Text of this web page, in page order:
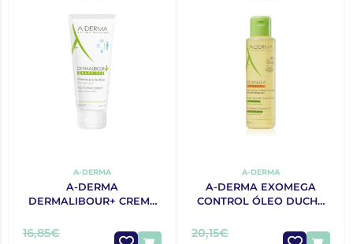
A-DERMA
A-DERMA
DERMALIBOUR+ CREME
16,85€
A-DERMA
A-DERMA EXOMEGA
CONTROL ÓLEO DUCHE
20,15€